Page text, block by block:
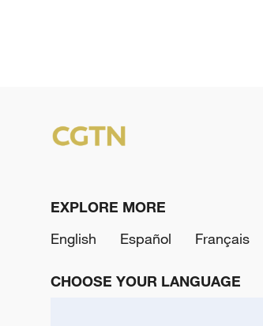
EXPLORE MORE
English
Español Français
CHOOSE YOUR LANGUAGE